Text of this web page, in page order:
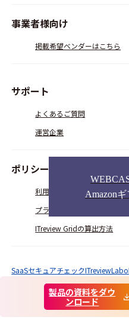
製品の資料をダウ
ンロード
Amazon
事業者様向け
掲載希望ベンダーはこちら
サポート
よくあるご質問
運営企業
ポリシー
利用規約
プライバシーポリシー
ITreview Gridの算出方法
© ITcrowd Corp. All Rights
SaaSセキュアチェックITreviewLabo